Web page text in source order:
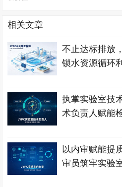
相关文章
不止达标排放
锁水资源循环
执掌实验室技
术负责人赋能
以内审赋能提
审员筑牢实验